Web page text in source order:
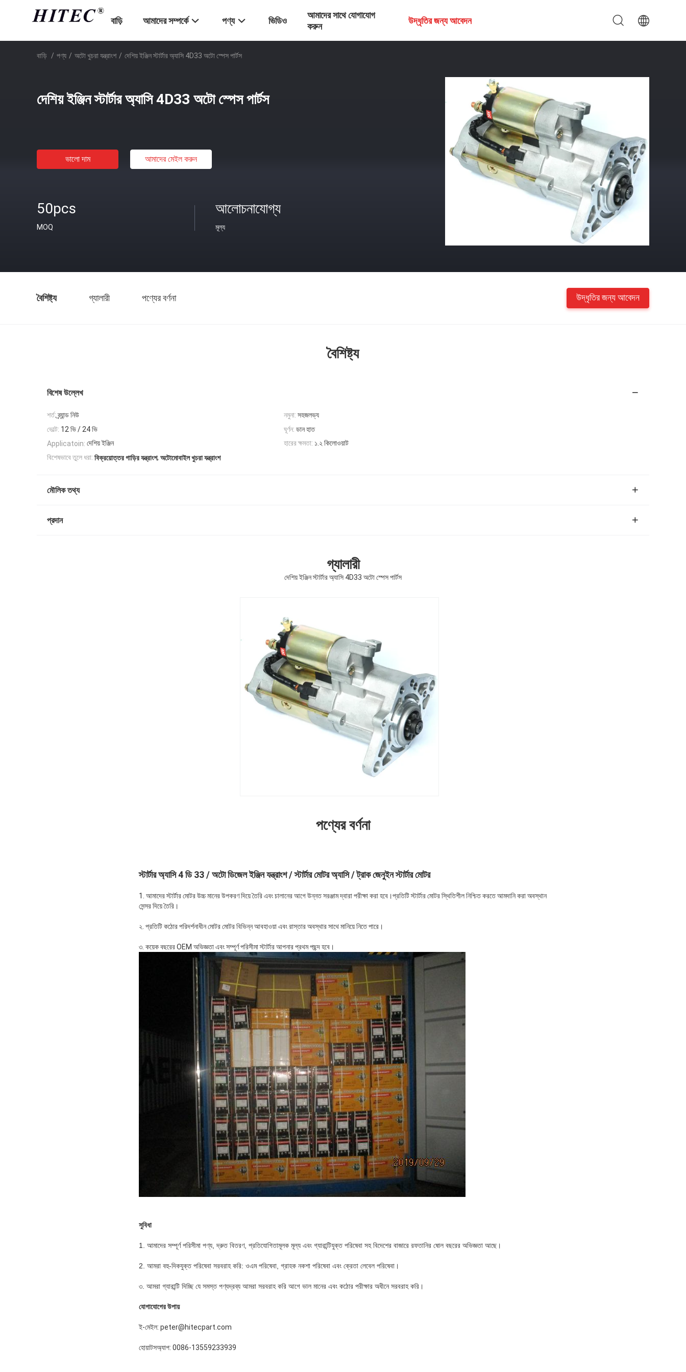
বাড়ি আমাদের সম্পর্কে পণ্য ভিডিও
আমাদের সাথে যোগাযোগ
করুন
উদ্ধৃতির জন্য আবেদন
বাড়ি / পণ্য / অটো খুচরা যন্ত্রাংশ / দেশিয় ইঞ্জিন স্টার্টার অ্যাসি 4D33 অটো স্পেস পার্টস
দেশিয় ইঞ্জিন স্টার্টার অ্যাসি 4D33 অটো স্পেস পার্টস
ভালো দাম আমাদের মেইল ​​করুন
50pcs
MOQ
আলোচনাযোগ্য
মূল্য
বৈশিষ্ট্য গ্যালারী পণ্যের বর্ণনা উদ্ধৃতির জন্য আবেদন
বৈশিষ্ট্য
বিশেষ উল্লেখ
শর্ত:ব্র্যান্ড নিউ নমুনা: সহজলভ্য
ভোল্ট: 12 ভি / 24 ভি ঘূর্ণন: ডান হাত
Applicatoin: দেশিয় ইঞ্জিন হারের ক্ষমতা: ১.২ কিলোওয়াট
বিশেষভাবে তুলে ধরা: বিক্রয়োত্তর গাড়ির যন্ত্রাংশ, অটোমোবাইল খুচরা যন্ত্রাংশ
মৌলিক তথ্য
প্রদান
গ্যালারী
দেশিয় ইঞ্জিন স্টার্টার অ্যাসি 4D33 অটো স্পেস পার্টস
পণ্যের বর্ণনা
স্টার্টার অ্যাসি 4 ডি 33 / অটো ডিজেল ইঞ্জিন যন্ত্রাংশ / স্টার্টার মোটর অ্যাসি / ট্রাক জেনুইন স্টার্টার মোটর
1. আমাদের স্টার্টার মোটর উচ্চ মানের উপকরণ দিয়ে তৈরি এবং চালানের আগে উন্নত সরঞ্জাম দ্বারা পরীক্ষা করা হবে।প্রতিটি স্টার্টার মোটর স্থিতিশীল নিশ্চিত করতে আমদানি করা অবস্থান
সেন্সর দিয়ে তৈরি।
২. প্রতিটি কঠোর পরিদর্শনাধীন মোটর মোটর বিভিন্ন আবহাওয়া এবং রাস্তার অবস্থার সাথে মানিয়ে নিতে পারে।
৩. কয়েক বছরের OEM অভিজ্ঞতা এবং সম্পূর্ণ পরিসীমা স্টার্টার আপনার প্রথম পছন্দ হবে।
সুবিধা
1. আমাদের সম্পূর্ণ পরিসীমা পণ্য, দ্রুত বিতরণ, প্রতিযোগিতামূলক মূল্য এবং গ্যারান্টিযুক্ত পরিষেবা সহ বিদেশের বাজারে রফতানির ষোল বছরের অভিজ্ঞতা আছে।
2. আমরা বহু-দিকযুক্ত পরিষেবা সরবরাহ করি: ওএম পরিষেবা, গ্রাহক নকশা পরিষেবা এবং ক্রেতা লেবেল পরিষেবা।
৩. আমরা গ্যারান্টি দিচ্ছি যে সমস্ত পণ্যদ্রব্য আমরা সরবরাহ করি আগে ভাল মানের এবং কঠোর পরীক্ষার অধীনে সরবরাহ করি।
যোগাযোগের উপায়
ই-মেইল: peter@hitecpart.com
হোয়াটসঅ্যাপ: 0086-13559233939